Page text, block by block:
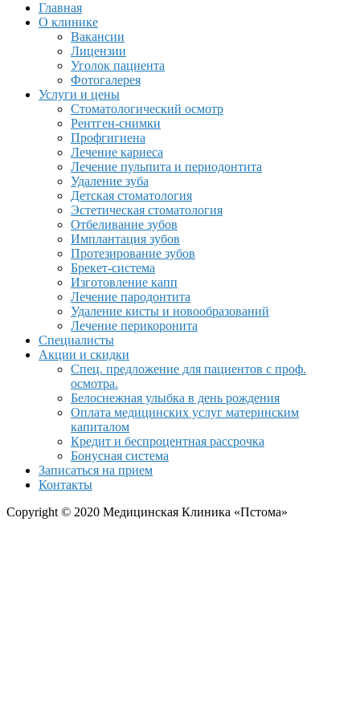
Главная
О клинике
Вакансии
Лицензии
Уголок пациента
Фотогалерея
Услуги и цены
Стоматологический осмотр
Рентген-снимки
Профгигиена
Лечение кариеса
Лечение пульпита и периодонтита
Удаление зуба
Детская стоматология
Эстетическая стоматология
Отбеливание зубов
Имплантация зубов
Протезирование зубов
Брекет-система
Изготовление капп
Лечение пародонтита
Удаление кисты и новообразований
Лечение перикоронита
Специалисты
Акции и скидки
Спец. предложение для пациентов с проф.
осмотра.
Белоснежная улыбка в день рождения
Оплата медицинских услуг материнским
капиталом
Кредит и беспроцентная рассрочка
Бонусная система
Записаться на прием
Контакты
Copyright © 2020 Медицинская Клиника «Пстома»